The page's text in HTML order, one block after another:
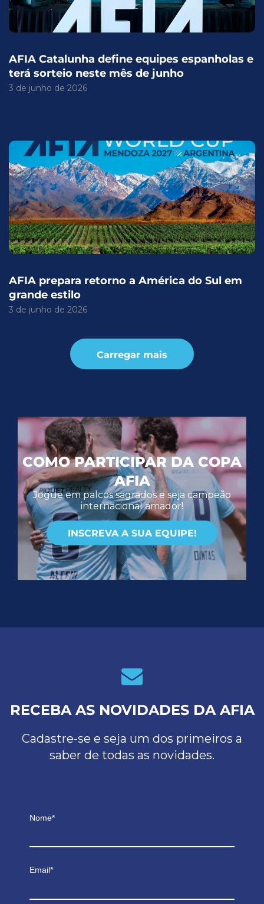
AFIA Catalunha define equipes espanholas e
terá sorteio neste mês de junho
3 de junho de 2026
AFIA prepara retorno a América do Sul em
grande estilo
3 de junho de 2026
Carregar mais
COMO PARTICIPAR DA COPA
AFIA
Jogue em palcos sagrados e seja campeão
internacional amador!
INSCREVA A SUA EQUIPE!
RECEBA AS NOVIDADES DA AFIA
Cadastre-se e seja um dos primeiros a
saber de todas as novidades.
Nome*
Email*